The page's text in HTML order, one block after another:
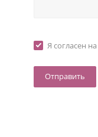
Я согласен на